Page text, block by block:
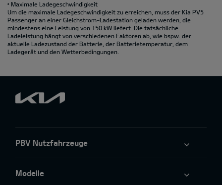
2
Maximale Ladegeschwindigkeit
Um die maximale Ladegeschwindigkeit zu erreichen, muss der Kia PV5
Passenger an einer Gleichstrom-Ladestation geladen werden, die
mindestens eine Leistung von 150 kW liefert. Die tatsächliche
Ladeleistung hängt von verschiedenen Faktoren ab, wie bspw. der
aktuelle Ladezustand der Batterie, der Batterietemperatur, dem
Ladegerät und den Wetterbedingungen.
PBV Nutzfahrzeuge
Modelle